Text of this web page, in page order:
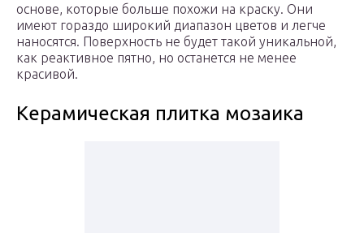
основе, которые больше похожи на краску. Они
имеют гораздо широкий диапазон цветов и легче
наносятся. Поверхность не будет такой уникальной,
как реактивное пятно, но останется не менее
красивой.
Керамическая плитка мозаика